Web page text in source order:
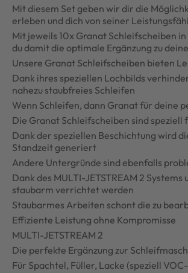
Mit diesem Set geben wir dir die
erleben und dich von seiner
Mit jeweils 10x Granat Schleifscheiben
du damit die optimale Ergänzung zu
Unsere Granat Schleifscheiben bieten
Dank ihres speziellen Lochbilds
nahezu staubfreies Schleifen
Wenn Schleifen, dann Granat für deine
Die Granat Schleifscheiben sind
Dank der speziellen Beschichtung wird
Standzeit generiert
Andere Untergründe sind ebenfalls
Dank des MULTI-JETSTREAM 2
staubarm verrichtet werden
Staubarmes Arbeiten schont die zu
Effiziente Leistung ohne Kompromisse
MULTI-JETSTREAM 2
Die perfekte Ergänzung zur
Für Spachtel, Füller, Lacke (speziell